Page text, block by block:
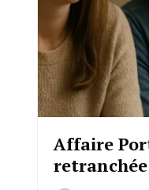
Affaire